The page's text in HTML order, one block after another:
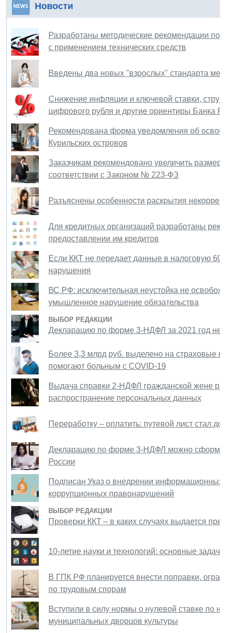
Новости
Разработаны методические рекомендации по
с применением технических средств
Введены два новых "взрослых" стандарта
Снижение инфляции и ключевой ставки,
цифрового рубля и другие ориентиры Банка
Рекомендована форма уведомления об
Курильских островов
Заказчикам рекомендовано увеличить
соответствии с Законом № 223-ФЗ
Разъяснены особенности раскрытия
Для кредитных организаций разработаны
предоставлении им кредитов
Если ККТ не передает данные в налоговую 60
нарушения
ВС РФ: исключительная неустойка не
умышленное нарушение обязательства
ВЫБОР РЕДАКЦИИ
Декларацию по форме 3-НДФЛ за 2021 год
Более 3,3 млрд руб. выделено на страховые
помогают больным с COVID-19
Выдача справки 2-НДФЛ гражданской жене
распространение персональных данных
Переработку – оплатить: путевой лист стал
Декларацию по форме 3-НДФЛ можно
России
Подписан Указ о внедрении информационных
коррупционных правонарушений
ВЫБОР РЕДАКЦИИ
Проверки ККТ – в каких случаях выдается
10-летие науки и технологий: основные задачи
В ГПК РФ планируется внести поправки,
по трудовым спорам
Вступили в силу нормы о нулевой ставке по
муниципальных дворцов культуры